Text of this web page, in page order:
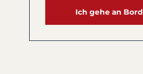
Ich gehe an Bord